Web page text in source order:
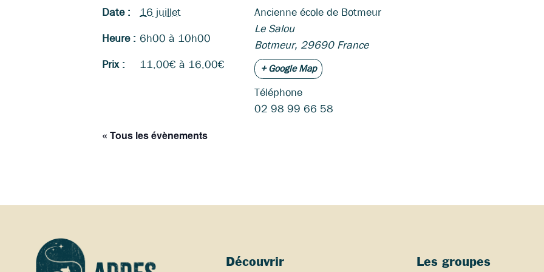
Date :
16 juillet
Heure : 6h00 à 10h00
Prix :
11,00€ à 16,00€
Ancienne école de Botmeur
Le Salou
Botmeur, 29690 France
+ Google Map
Téléphone
02 98 99 66 58
« Tous les évènements
Découvrir Les groupes